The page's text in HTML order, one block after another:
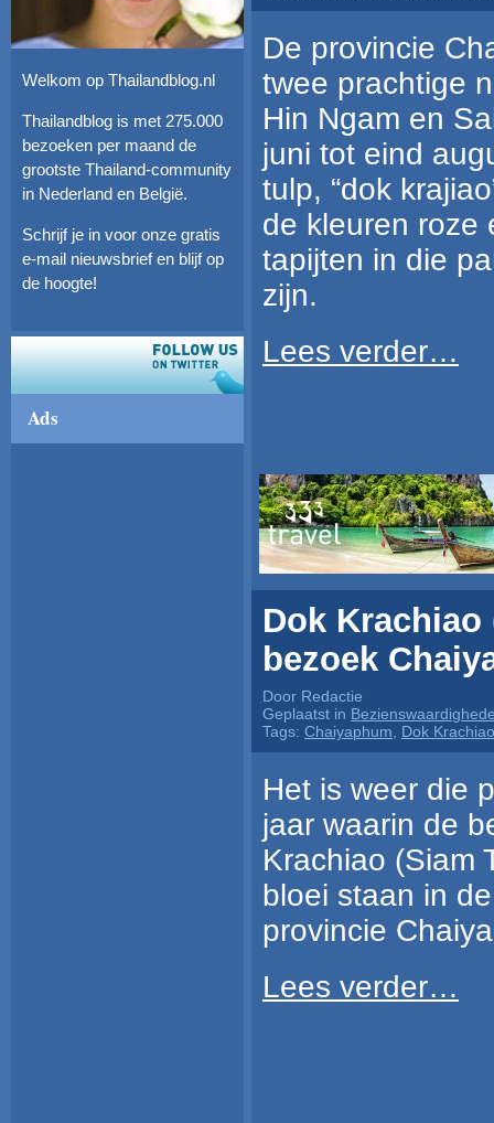
Welkom op Thailandblog.nl
Thailandblog is met 275.000
bezoeken per maand de
grootste Thailand-community
in Nederland en België.
Schrijf je in voor onze gratis
e-mail nieuwsbrief en blijf op
de hoogte!
Ads
De provincie
twee prachtige
Hin Ngam en
juni tot eind
tulp, “dok
de kleuren roze
tapijten in die
zijn.
Lees verder…
Dok
bezoek
Door Redactie
Geplaatst in
Tags: Chaiyaphum Dok Krachiao
Het is weer die
jaar waarin de
Krachiao (Siam
bloei staan in
provincie
Lees verder…